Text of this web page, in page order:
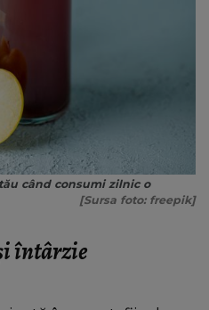
când consumi zilnic o
[Sursa foto: freepik]
întârzie